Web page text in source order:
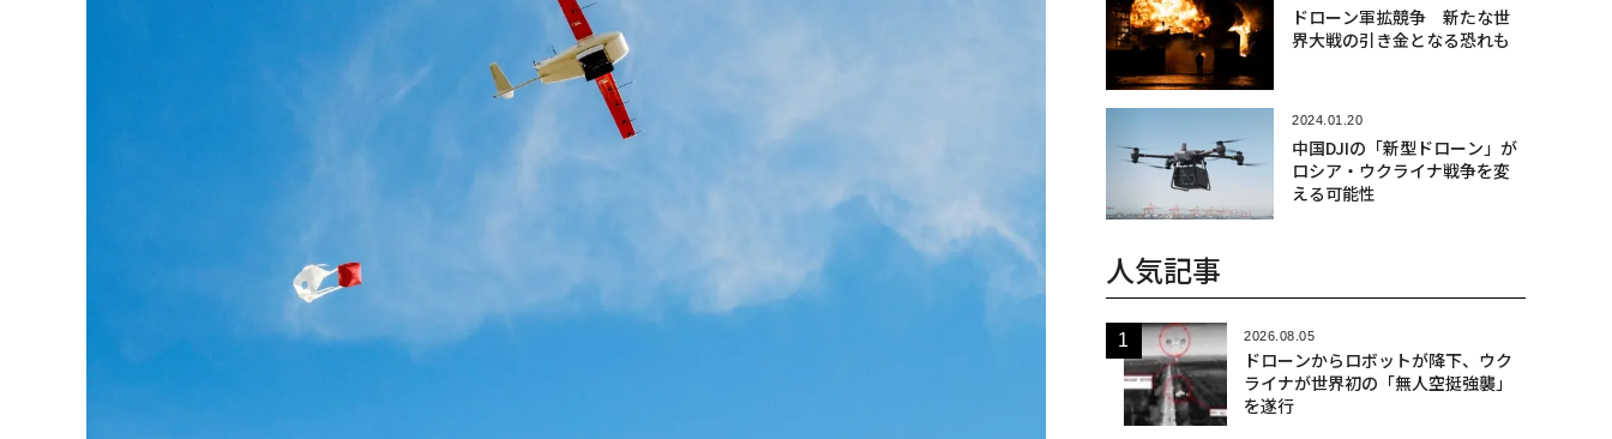
ドローン軍拡競争 新たな世
界大戦の引き金となる恐れも
2024.01.20
中国DJIの「新型ドローン」が
ロシア・ウクライナ戦争を変
える可能性
人気記事
2026.08.05
ドローンからロボットが降下、ウク
ライナが世界初の「無人空挺強襲」
を遂行